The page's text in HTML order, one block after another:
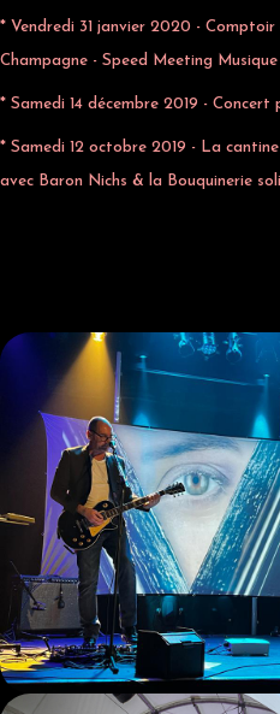
* Vendredi 31 janvier 2020 - Comptoir
Champagne - Speed Meeting
* Samedi 14 décembre 2019 -
* Samedi 12 octobre 2019 - La cantine
avec Baron Nichs & la Bouquinerie